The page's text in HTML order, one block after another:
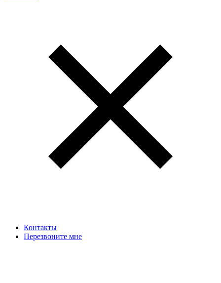
Контакты
Перезвоните мне